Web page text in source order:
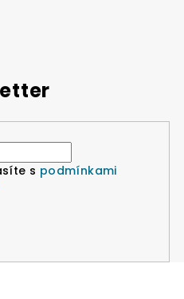
s podmínkami